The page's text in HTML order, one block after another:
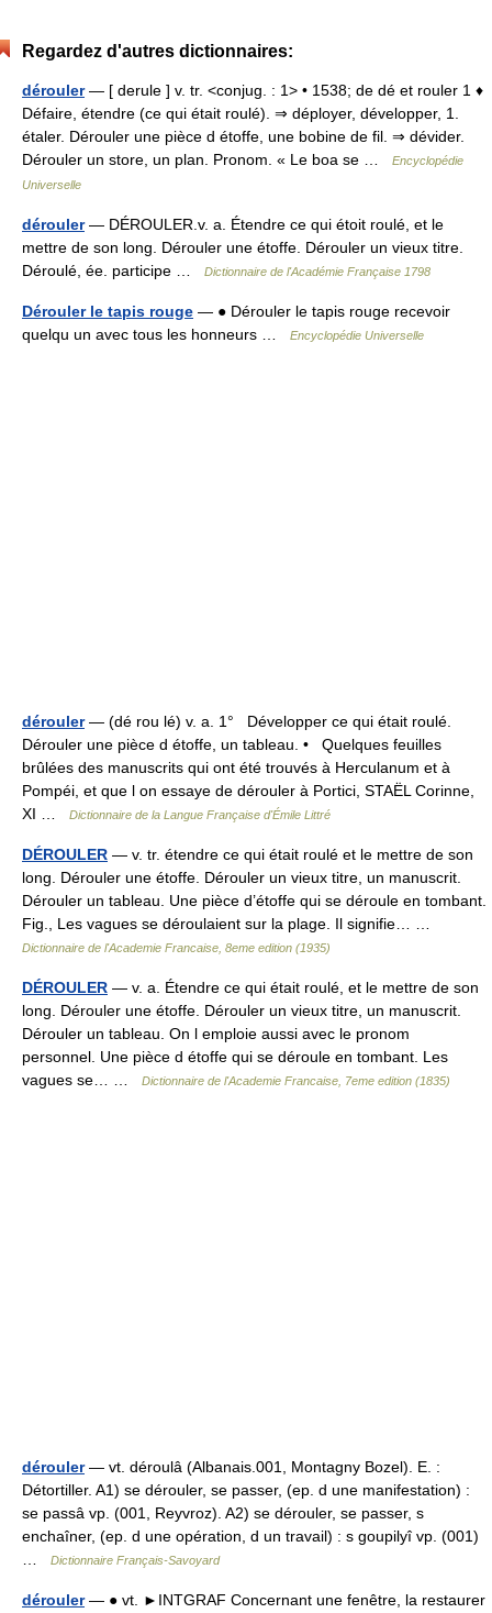
Regardez d'autres dictionnaires:
dérouler— [ derule ] v. tr. <conjug. : 1> • 1538; de dé et rouler 1 ♦
Défaire, étendre (ce qui était roulé). ⇒ déployer, développer, 1.
étaler. Dérouler une pièce d étoffe, une bobine de fil. ⇒ dévider.
Dérouler un store, un plan. Pronom. « Le boa se …
Encyclopédie
Universelle
dérouler— DÉROULER.v. a. Étendre ce qui étoit roulé, et le
mettre de son long. Dérouler une étoffe. Dérouler un vieux titre.
Déroulé, ée. participe …
Dictionnaire de l'Académie Française 1798
Dérouler le tapis rouge — ● Dérouler le tapis rouge recevoir
quelqu un avec tous les honneurs …
Encyclopédie Universelle
dérouler— (dé rou lé) v. a. 1° Développer ce qui était roulé.
Dérouler une pièce d étoffe, un tableau. • Quelques feuilles
brûlées des manuscrits qui ont été trouvés à Herculanum et à
Pompéi, et que l on essaye de dérouler à Portici, STAËL Corinne,
XI …
Dictionnaire de la Langue Française d'Émile Littré
DÉROULER — v. tr. étendre ce qui était roulé et le mettre de son
long. Dérouler une étoffe. Dérouler un vieux titre, un manuscrit.
Dérouler un tableau. Une pièce d’étoffe qui se déroule en tombant.
Fig., Les vagues se déroulaient sur la plage. Il signifie… …
Dictionnaire de l'Academie Francaise, 8eme edition (1935)
DÉROULER — v. a. Étendre ce qui était roulé, et le mettre de son
long. Dérouler une étoffe. Dérouler un vieux titre, un manuscrit.
Dérouler un tableau. On l emploie aussi avec le pronom
personnel. Une pièce d étoffe qui se déroule en tombant. Les
vagues se… …
Dictionnaire de l'Academie Francaise, 7eme edition (1835)
dérouler— vt. déroulâ (Albanais.001, Montagny Bozel). E. :
Détortiller. A1) se dérouler, se passer, (ep. d une manifestation) :
se passâ vp. (001, Reyvroz). A2) se dérouler, se passer, s
enchaîner, (ep. d une opération, d un travail) : s goupilyî vp. (001)
Dictionnaire Français-Savoyard
dérouler— ● vt. ►INTGRAF Concernant une fenêtre, la restaurer